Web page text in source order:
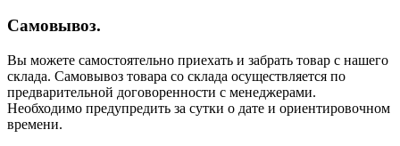
Самовывоз.
Вы можете самостоятельно приехать и забрать товар с нашего
склада. Самовывоз товара со склада осуществляется по
предварительной договоренности с менеджерами.
Необходимо предупредить за сутки о дате и ориентировочном
времени.